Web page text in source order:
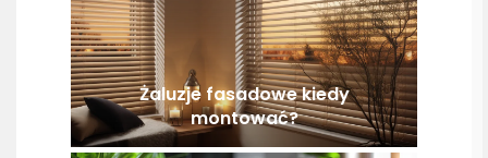
Żaluzje fasadowe kiedy
montować?